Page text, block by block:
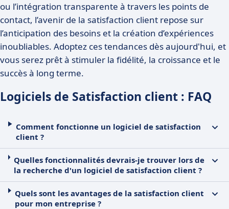
ou l’intégration transparente à travers les points de
contact, l’avenir de la satisfaction client repose sur
l’anticipation des besoins et la création d’expériences
inoubliables. Adoptez ces tendances dès aujourd'hui, et
vous serez prêt à stimuler la fidélité, la croissance et le
succès à long terme.
Logiciels de Satisfaction client : FAQ
Comment fonctionne un logiciel de satisfaction
client ?
Quelles fonctionnalités devrais-je trouver lors de
la recherche d'un logiciel de satisfaction client ?
Quels sont les avantages de la satisfaction client
pour mon entreprise ?